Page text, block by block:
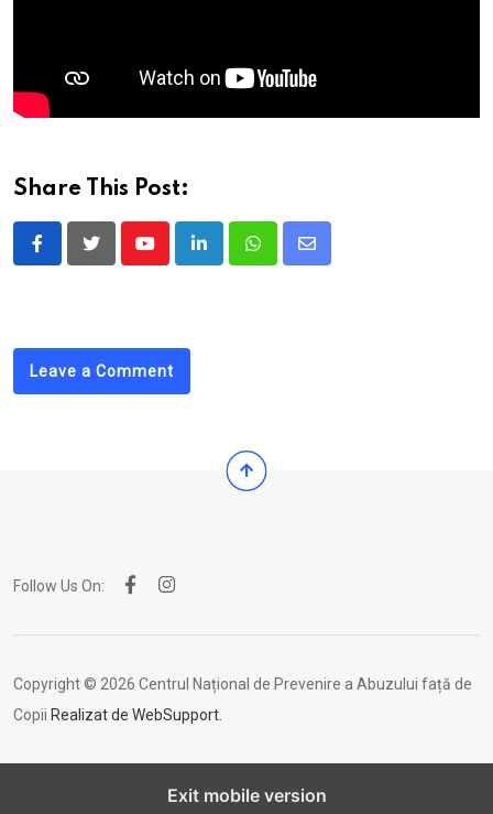
Share This Post:
YoutubeLinkedInWhatsappShare
Leave a Comment
Follow Us On:
Copyright © 2026 Centrul Național de Prevenire a Abuzului față de
Copii Realizat de WebSupport.
Exit mobile version